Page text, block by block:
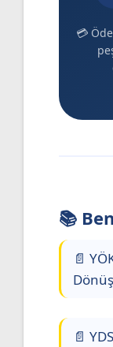
💳
📚
📄
📄